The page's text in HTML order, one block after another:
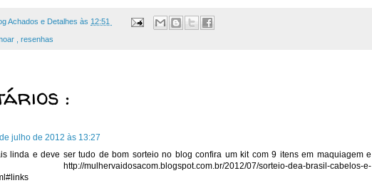
Achados e Detalhes às 12:51
resenhas
:
julho de 2012 às 13:27
linda e deve ser tudo de bom sorteio no blog confira um kit com 9 itens em maquiagem e
mulhervaidosacom.blogspot.com.br/2012/07/sorteio-dea-brasil-cabelos-e-